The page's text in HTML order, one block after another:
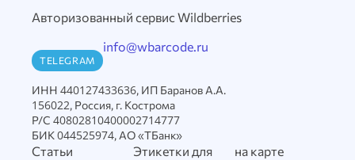
Авторизованный сервис Wildberries
TELEGRAM
info@wbarcode.ru
ИНН 440127433636, ИП Баранов А.А.
156022, Россия, г. Кострома
Р/С 40802810400002714777
БИК 044525974, АО «ТБанк»
Статьи
Этикетки для
на карте